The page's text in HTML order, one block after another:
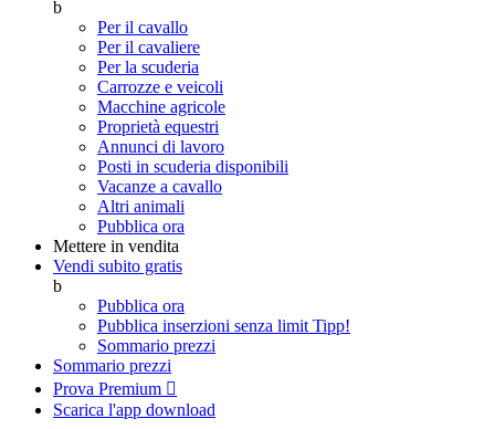
b
Per il cavallo
Per il cavaliere
Per la scuderia
Carrozze e veicoli
Macchine agricole
Proprietà equestri
Annunci di lavoro
Posti in scuderia disponibili
Vacanze a cavallo
Altri animali
Pubblica ora
Mettere in vendita
Vendi subito gratis
b
Pubblica ora
Pubblica inserzioni senza limit Tipp!
Sommario prezzi
Sommario prezzi
Prova Premium 
Scarica l'app download